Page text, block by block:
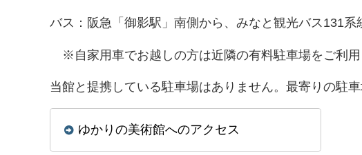
バス：阪急「御影駅」南側から、みなと観光バス131
※自家用車でお越しの方は近隣の有料駐車場をご利用
当館と提携している駐車場はありません。最寄りの駐
ゆかりの美術館へのアクセス